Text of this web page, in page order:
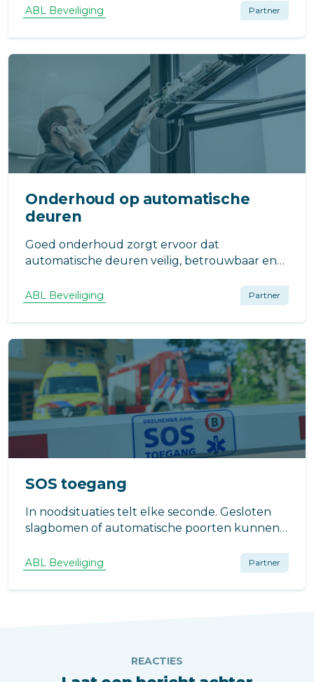
VvE aansprakelijk worden gesteld voor de
ontstane schade. Door tijdig te inspecteren en
te onderhouden voldoet uw VvE aan deze eis.
ABL Beveiliging Partner
Onderhoud op automatische
deuren
Goed onderhoud zorgt ervoor dat
automatische deuren veilig, betrouwbaar en
onderhoudsservice helpt problemen te
voorkomen en zorgt dat jouw installatie
optimaal blijft werken.
ABL Beveiliging Partner
SOS toegang
In noodsituaties telt elke seconde. Gesloten
slagbomen of automatische poorten kunnen
krijgen brandweer, ambulance en politie
direct en veilig toegang tot het terrein, ook
wanneer het normaal afgesloten is.
ABL Beveiliging Partner
REACTIES